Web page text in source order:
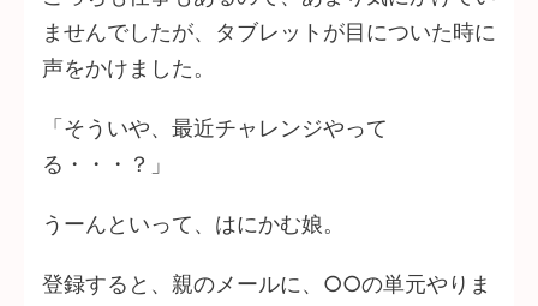
ませんでしたが、タブレットが目についた時に
声をかけました。
「そういや、最近チャレンジやって
る・・・？」
うーんといって、はにかむ娘。
登録すると、親のメールに、○○の単元やりま